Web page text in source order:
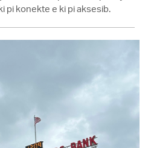
pi konekte e ki pi aksesib.